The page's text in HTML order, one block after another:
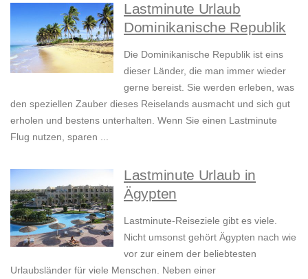
Lastminute Urlaub
Dominikanische Republik
Die Dominikanische Republik ist eins
dieser Länder, die man immer wieder
gerne bereist. Sie werden erleben, was
den speziellen Zauber dieses Reiselands ausmacht und sich gut
erholen und bestens unterhalten. Wenn Sie einen Lastminute
Flug nutzen, sparen ...
Lastminute Urlaub in
Ägypten
Lastminute-Reiseziele gibt es viele.
Nicht umsonst gehört Ägypten nach wie
vor zur einem der beliebtesten
Urlaubsländer für viele Menschen. Neben einer